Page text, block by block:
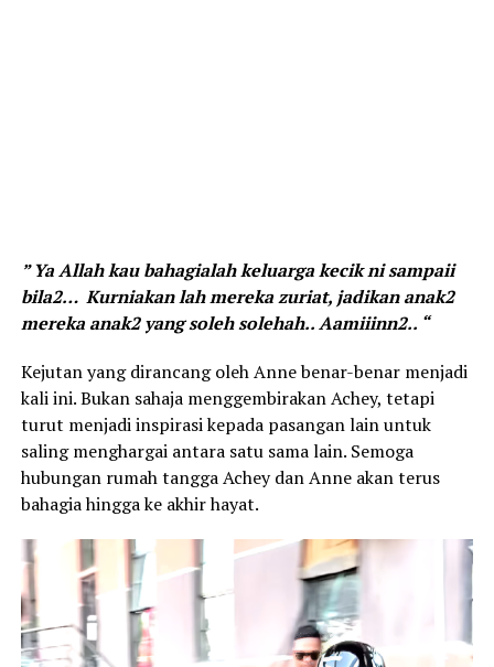
” Ya Allah kau bahagialah keluarga kecik ni sampaii
bila2… Kurniakan lah mereka zuriat, jadikan anak2
mereka anak2 yang soleh solehah.. Aamiiinn2.. “
Kejutan yang dirancang oleh Anne benar-benar menjadi
kali ini. Bukan sahaja menggembirakan Achey, tetapi
turut menjadi inspirasi kepada pasangan lain untuk
saling menghargai antara satu sama lain. Semoga
hubungan rumah tangga Achey dan Anne akan terus
bahagia hingga ke akhir hayat.